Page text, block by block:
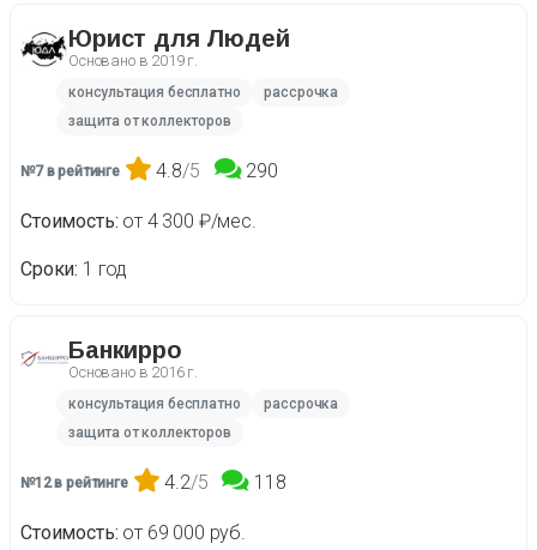
Юрист для Людей
Основано в 2019 г.
консультация бесплатно
рассрочка
защита от коллекторов
№7 в рейтинге 4.8/5 290
Стоимость от 4 300 ₽/мес.
Сроки 1 год
Банкирро
Основано в 2016 г.
консультация бесплатно
рассрочка
защита от коллекторов
№12 в рейтинге 4.2/5 118
Стоимость от 69 000 руб.